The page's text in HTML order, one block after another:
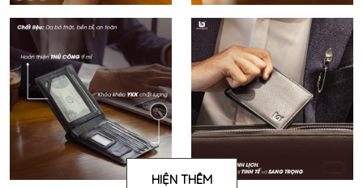
Trang
Chủ
Giới
Thiệu
Smeraldo HIỆN THÊM